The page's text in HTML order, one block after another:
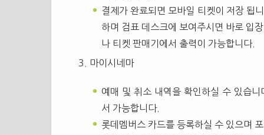
결제가 완료되면 모바일 티켓이 저장 됩
하며 검표 데스크에 보여주시면 바로 입
나 티켓 판매기에서 출력이 가능합니다.
마이시네마
예매 및 취소 내역을 확인하실 수 있습
서 가능합니다.
롯데멤버스 카드를 등록하실 수 있으며